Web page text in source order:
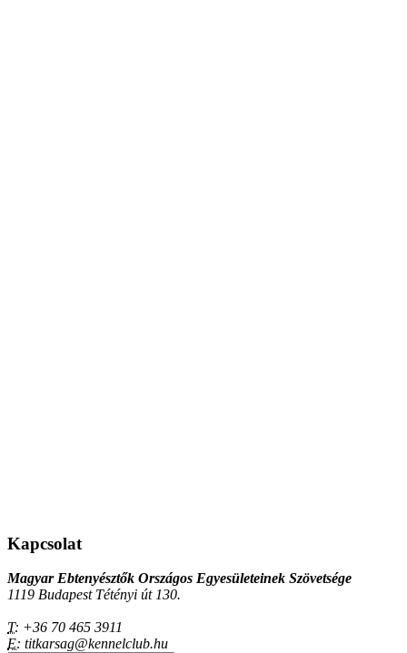
Kapcsolat
Magyar Ebtenyésztők Országos Egyesületeinek Szövetsége
1119 Budapest Tétényi út 130.
T: +36 70 465 3911
E: titkarsag@kennelclub.hu